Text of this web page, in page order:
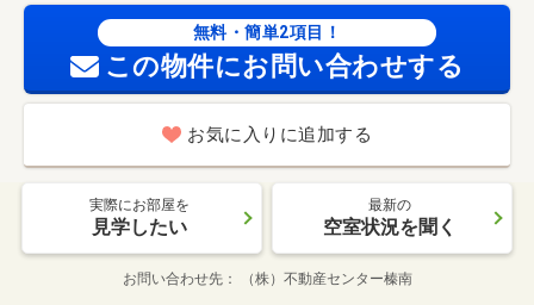
無料・簡単2項目！
この物件にお問い合わせする
お気に入りに追加する
実際にお部屋を
見学したい
最新の
空室状況を聞く
お問い合わせ先 （株）不動産センター榛南